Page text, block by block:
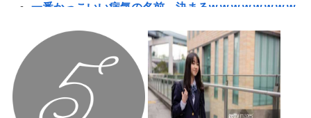
一番かっこいい病気の名前、決まるw w w w w w w w
国税局職員（25）、税務調査で知り合った納税者の
自宅に出入りしお小遣い1億5000万円頂戴するwww
高配当をうたった「みんなで大家さん」→実態は
2881億円の債務超過